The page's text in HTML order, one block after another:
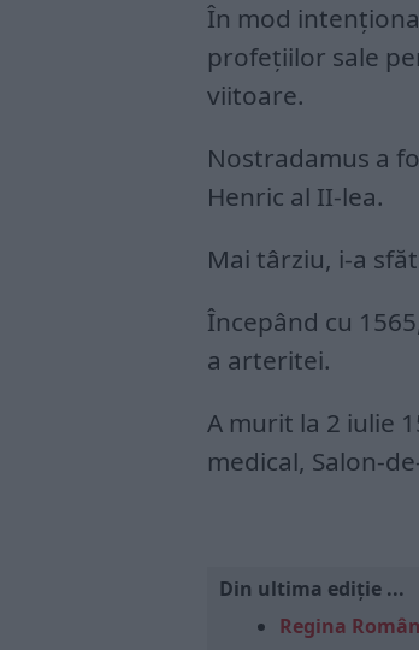
În mod
profeţiilor sale
viitoare.
Nostradamus a
Henric al II-lea.
Mai târziu, i-a
Începând cu
a arteritei.
A murit la 2 iulie
medical, Salon-
Din ultima ediție ...
Regina